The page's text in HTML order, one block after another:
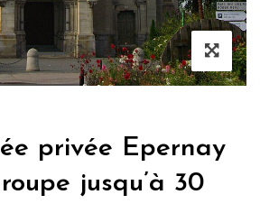
privée Epernay
jusqu’à 30